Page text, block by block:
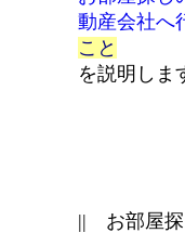
動産会社へ
こ と
を説明しま
|| お部屋探